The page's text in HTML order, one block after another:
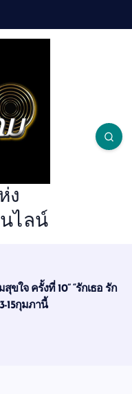
ง
ไลน์
ใจ ครั้งที่ 10” “รักเธอ รัก
15กุมภานี้